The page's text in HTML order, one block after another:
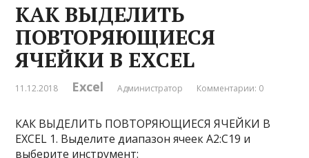
КАК ВЫДЕЛИТЬ
ПОВТОРЯЮЩИЕСЯ
ЯЧЕЙКИ В EXCEL
11.12.2018 Excel Администратор Комментарии: 0
КАК ВЫДЕЛИТЬ ПОВТОРЯЮЩИЕСЯ ЯЧЕЙКИ В
EXCEL 1. Выделите диапазон ячеек A2:C19 и
выберите инструмент: